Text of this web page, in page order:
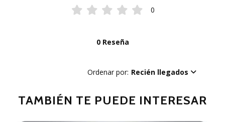
0
0 Reseña
Ordenar por: Recién llegados
TAMBIÉN TE PUEDE INTERESAR